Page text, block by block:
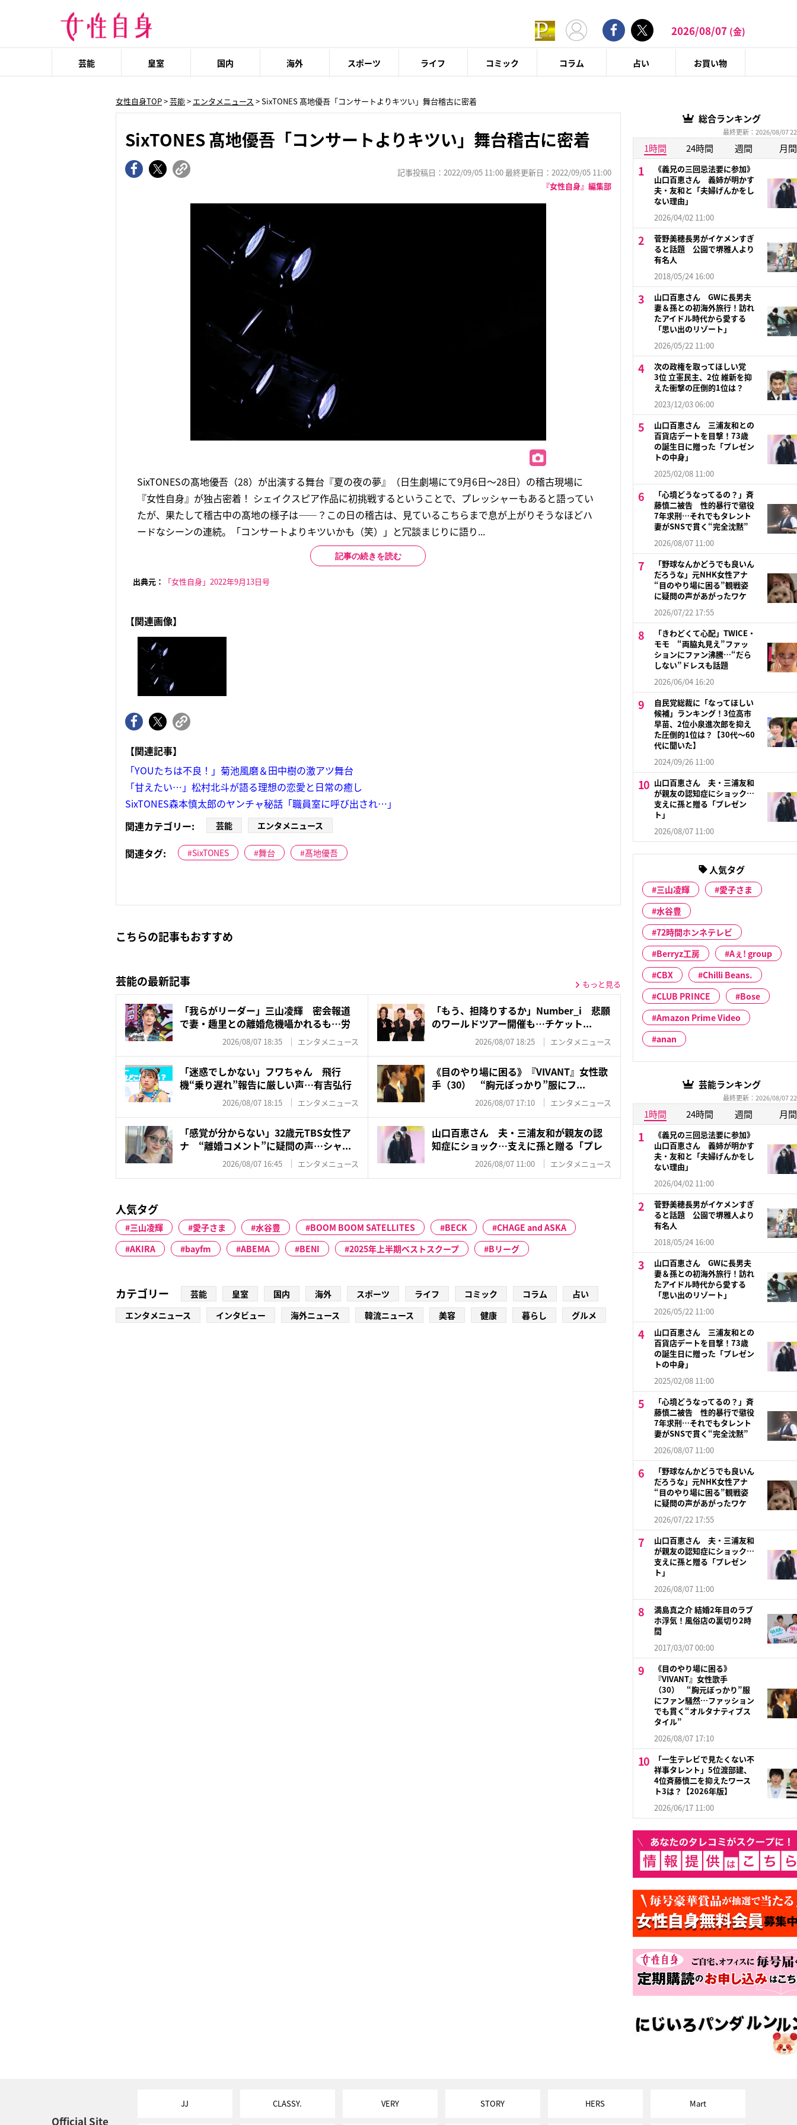
2026/08/07 (金)
芸能 皇室 国内 海外 スポーツ ライフ コミック コラム 占い お買い物
女性自身TOP>芸能> エンタメニュース > SixTONES 髙地優吾「コンサートよりキツい」舞台稽古に密着
SixTONES 髙地優吾「コンサートよりキツい」舞台稽古に密着
記事投稿日：2022/09/05 11:00 最終更新日：2022/09/05 11:00
『女性自身』編集部
SixTONESの髙地優吾（28）が出演する舞台『夏の夜の夢』（日生劇場にて9月6日～28日）の稽古現場に
『女性自身』が独占密着！ シェイクスピア作品に初挑戦するということで、プレッシャーもあると語ってい
たが、果たして稽古中の髙地の様子は――？この日の稽古は、見ているこちらまで息が上がりそうなほどハ
ードなシーンの連続。「コンサートよりキツいかも（笑）」と冗談まじりに語り...
記事の続きを読む
出典元： 「女性自身」2022年9月13日号
【関連画像】
【関連記事】
「YOUたちは不良！」菊池風磨＆田中樹の激アツ舞台
「甘えたい…」松村北斗が語る理想の恋愛と日常の癒し
SixTONES森本慎太郎のヤンチャ秘話「職員室に呼び出され…」
関連カテゴリー:
芸能 エンタメニュース
関連タグ: SixTONES 舞台 髙地優吾
こちらの記事もおすすめ
芸能の最新記事 もっと見る
「我らがリーダー」三山凌輝 密会報道
で妻・趣里との離婚危機囁かれるも…労
2026/08/07 18:35 エンタメニュース
「もう、担降りするか」Number_i 悲願
のワールドツアー開催も…チケット...
2026/08/07 18:25 エンタメニュース
「迷惑でしかない」フワちゃん 飛行
機“乗り遅れ”報告に厳しい声…有吉弘行
2026/08/07 18:15 エンタメニュース
《目のやり場に困る》『VIVANT』女性歌
手（30） “胸元ぽっかり”服にフ...
2026/08/07 17:10 エンタメニュース
「感覚が分からない」32歳元TBS女性ア
ナ “離婚コメント”に疑問の声…シャ...
2026/08/07 16:45 エンタメニュース
山口百恵さん 夫・三浦友和が親友の認
知症にショック…支えに孫と贈る「プレ
2026/08/07 11:00 エンタメニュース
人気タグ
三山凌輝 愛子さま 水谷豊 BOOM BOOM SATELLITES BECK
CHAGE and ASKA
AKIRA
bayfm ABEMA BENI 2025年上半期ベストスクープ Bリーグ
カテゴリー 芸能 皇室 国内 海外 スポーツ ライフ コミック コラム
占い
エンタメニュース
インタビュー 海外ニュース 韓流ニュース 美容 健康 暮らし グルメ
総合ランキング
最終更新：2026/08/07
1時間 24時間 週間 月間
《義兄の三回忌法要に参加》
山口百恵さん 義姉が明かす
夫・友和と「夫婦げんかをし
ない理由」
2026/04/02 11:00
菅野美穂長男がイケメンすぎ
ると話題 公園で堺雅人より
有名人
2018/05/24 16:00
山口百恵さん GWに長男夫
妻＆孫との初海外旅行！訪れ
たアイドル時代から愛する
「思い出のリゾート」
2026/05/22 11:00
次の政権を取ってほしい党
3位 立憲民主、2位 維新を抑
えた衝撃の圧倒的1位は？
2023/12/03 06:00
山口百恵さん 三浦友和との
百貨店デートを目撃！73歳
の誕生日に贈った「プレゼン
トの中身」
2025/02/08 11:00
「心境どうなってるの？」斉
藤慎二被告 性的暴行で懲役
7年求刑…それでもタレント
妻がSNSで貫く“完全沈黙”
2026/08/07 11:00
「野球なんかどうでも良いん
だろうな」元NHK女性アナ
“目のやり場に困る”観戦姿
に疑問の声があがったワケ
2026/07/22 17:55
「きわどくて心配」TWICE・
モモ “両脇丸見え”ファッ
ションにファン沸騰…“だら
しない”ドレスも話題
2026/06/04 16:20
自民党総裁に「なってほしい
候補」ランキング！3位高市
早苗、2位小泉進次郎を抑え
た圧倒的1位は？【30代〜60
代に聞いた】
2024/09/26 11:00
山口百恵さん 夫・三浦友和
が親友の認知症にショック…
支えに孫と贈る「プレゼン
ト」
2026/08/07 11:00
人気タグ
三山凌輝
愛子さま
水谷豊
72時間ホンネテレビ
Berryz工房
Aぇ! group
CBX
Chilli Beans.
CLUB PRINCE
Bose
Amazon Prime Video
anan
芸能ランキング
最終更新：2026/08/07
1時間 24時間 週間 月間
《義兄の三回忌法要に参加》
山口百恵さん 義姉が明かす
夫・友和と「夫婦げんかをし
ない理由」
2026/04/02 11:00
菅野美穂長男がイケメンすぎ
ると話題 公園で堺雅人より
有名人
2018/05/24 16:00
山口百恵さん GWに長男夫
妻＆孫との初海外旅行！訪れ
たアイドル時代から愛する
「思い出のリゾート」
2026/05/22 11:00
山口百恵さん 三浦友和との
百貨店デートを目撃！73歳
の誕生日に贈った「プレゼン
トの中身」
2025/02/08 11:00
「心境どうなってるの？」斉
藤慎二被告 性的暴行で懲役
7年求刑…それでもタレント
妻がSNSで貫く“完全沈黙”
2026/08/07 11:00
「野球なんかどうでも良いん
だろうな」元NHK女性アナ
“目のやり場に困る”観戦姿
に疑問の声があがったワケ
2026/07/22 17:55
山口百恵さん 夫・三浦友和
が親友の認知症にショック…
支えに孫と贈る「プレゼン
ト」
2026/08/07 11:00
満島真之介 結婚2年目のラブ
ホ浮気！風俗店の裏切り2時
間
2017/03/07 00:00
《目のやり場に困る》
『VIVANT』女性歌手
（30） “胸元ぽっかり”服
にファン騒然…ファッション
でも貫く“オルタナティブス
タイル”
2026/08/07 17:10
「一生テレビで見たくない不
祥事タレント」5位渡部建、
4位斉藤慎二を抑えたワース
ト3は？【2026年版】
2026/06/17 11:00
Official Site
JJ CLASSY. VERY STORY HERS Mart